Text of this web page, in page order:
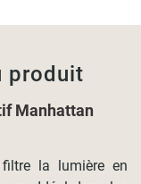
produit
Manhattan
la lumière en